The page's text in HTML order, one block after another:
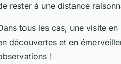
rester à une distance
tous les cas, une visite
découvertes et en
!